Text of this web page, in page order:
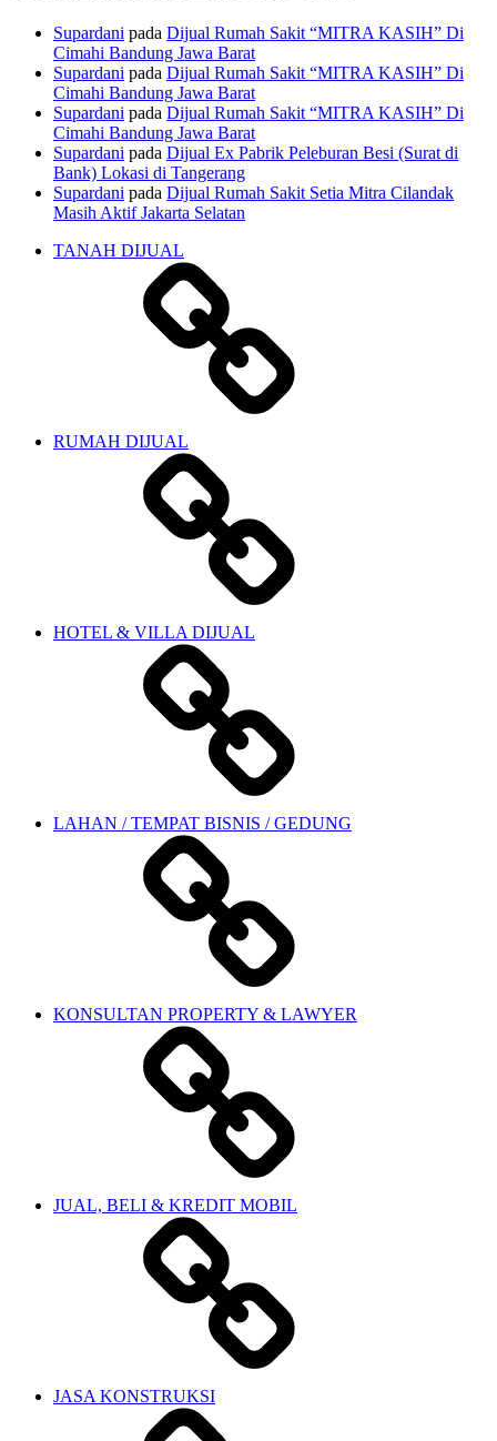
Supardani pada Dijual Rumah Sakit “MITRA KASIH” Di
Cimahi Bandung Jawa Barat
Supardani pada Dijual Rumah Sakit “MITRA KASIH” Di
Cimahi Bandung Jawa Barat
Supardani pada Dijual Rumah Sakit “MITRA KASIH” Di
Cimahi Bandung Jawa Barat
Supardani pada Dijual Ex Pabrik Peleburan Besi (Surat di
Bank) Lokasi di Tangerang
Supardani pada Dijual Rumah Sakit Setia Mitra Cilandak
Masih Aktif Jakarta Selatan
TANAH DIJUAL
RUMAH DIJUAL
HOTEL & VILLA DIJUAL
LAHAN / TEMPAT BISNIS / GEDUNG
KONSULTAN PROPERTY & LAWYER
JUAL, BELI & KREDIT MOBIL
JASA KONSTRUKSI